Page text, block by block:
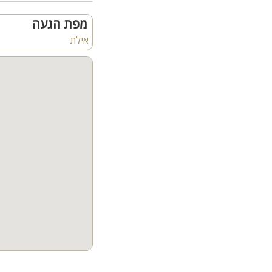
אבזור המתחם המשותף
* בריכת שחייה חיצונית
* גינה ירוקה
מפת הגעה
אילת